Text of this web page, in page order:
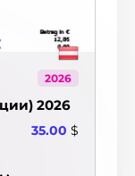
2026
2026
35.00 $